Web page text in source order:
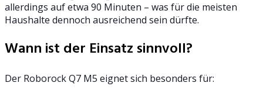
allerdings auf etwa 90 Minuten – was für die meisten
Haushalte dennoch ausreichend sein dürfte.
Wann ist der Einsatz sinnvoll?
Der Roborock Q7 M5 eignet sich besonders für: